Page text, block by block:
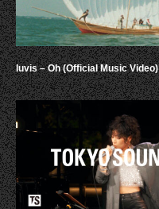
luvis – Oh (Official Music Video)